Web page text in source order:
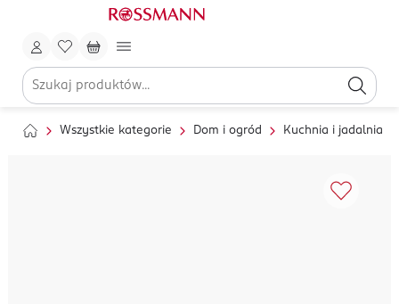
Wszystkie kategorie Dom i ogród Kuchnia i jadalnia